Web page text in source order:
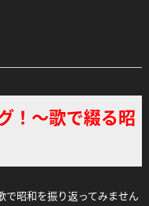
！～歌で綴る昭
で昭和を振り返ってみません